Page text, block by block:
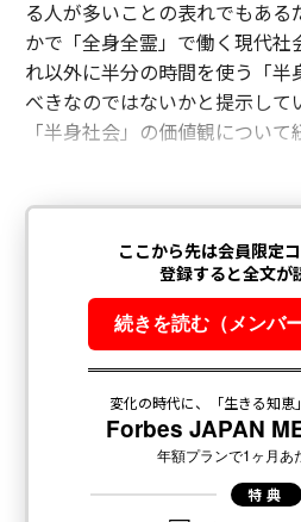
る人が多いことの表れでもある
かで「全身全霊」で働く現代
れ以外に半分の時間を使う「半
べきなのではないかと提示して
「半身社会」の価値観について